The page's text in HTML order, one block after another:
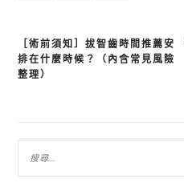
文
章
［術前須知］拔智齒時間推薦安
排在什麼時候？（內含常見風險
整理）